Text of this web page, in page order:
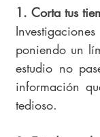
1. Corta tus
poniendo un
estudio no
información
tedioso.